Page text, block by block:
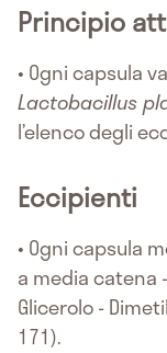
Principio
• Ogni capsula
Lactobacillus
l’elenco degli
Eccipienti
• Ogni capsula
a media catena
Glicerolo -
171).